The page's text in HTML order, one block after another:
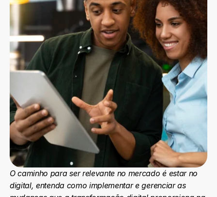
O caminho para ser relevante no mercado é estar no
digital, entenda como implementar e gerenciar as